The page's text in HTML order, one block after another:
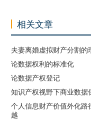
相关文章
夫妻离婚虚拟财产分割的
论数据权利的标准化
论数据产权登记
知识产权视野下商业数据
个人信息财产价值外化
越